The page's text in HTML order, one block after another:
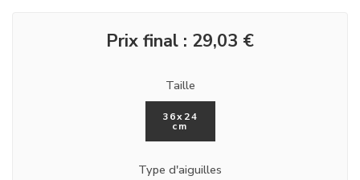
Prix final : 29,03 €
Taille
36x24
cm
Type d'aiguilles